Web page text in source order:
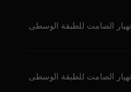
الصامت للطبقة الوسطى
الصامت للطبقة الوسطى